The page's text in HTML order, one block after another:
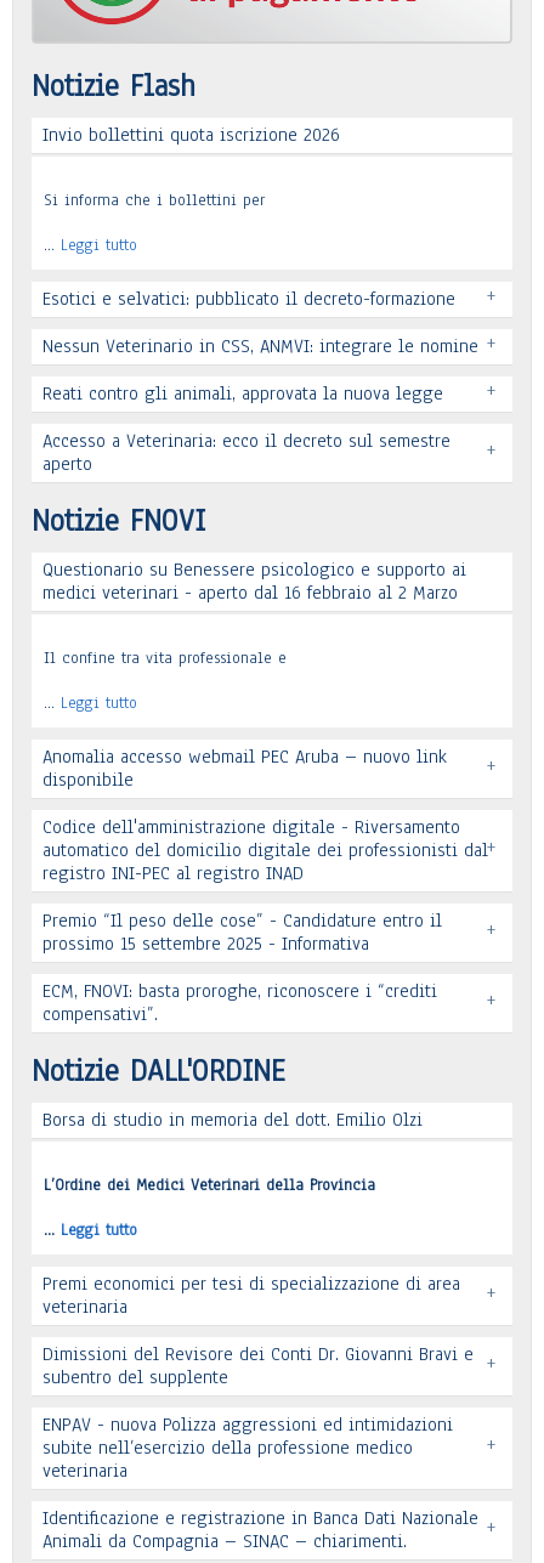
Notizie Flash
Invio bollettini quota iscrizione 2026
Si informa che i bollettini per
… Leggi tutto
Esotici e selvatici: pubblicato il decreto-formazione +
Leggi tutto
Nessun Veterinario in CSS, ANMVI: integrare le nomine +
Leggi tutto
Reati contro gli animali, approvata la nuova legge +
Leggi tutto
Accesso a Veterinaria: ecco il decreto sul semestre
aperto
+
Leggi tutto
Notizie FNOVI
Questionario su Benessere psicologico e supporto ai
medici veterinari - aperto dal 16 febbraio al 2 Marzo
Il confine tra vita professionale e
… Leggi tutto
Anomalia accesso webmail PEC Aruba – nuovo link
disponibile
+
Leggi tutto
Codice dell'amministrazione digitale - Riversamento
automatico del domicilio digitale dei professionisti dal
registro INI-PEC al registro INAD
+
Leggi tutto
Premio “Il peso delle cose” - Candidature entro il
prossimo 15 settembre 2025 - Informativa
+
Premio “Il peso delle cose” - Candidature
… Leggi tutto
ECM, FNOVI: basta proroghe, riconoscere i “crediti
compensativi”.
+
Leggi tutto
Notizie DALL'ORDINE
Borsa di studio in memoria del dott. Emilio Olzi
L’Ordine dei Medici Veterinari della Provincia
… Leggi tutto
Premi economici per tesi di specializzazione di area
veterinaria
+
Leggi tutto
Dimissioni del Revisore dei Conti Dr. Giovanni Bravi e
subentro del supplente
+
Leggi tutto
ENPAV - nuova Polizza aggressioni ed intimidazioni
subite nell’esercizio della professione medico
veterinaria
+
In allegato si pubblica lettera pervenuta
Identificazione e registrazione in Banca Dati Nazionale
Animali da Compagnia – SINAC – chiarimenti.
+